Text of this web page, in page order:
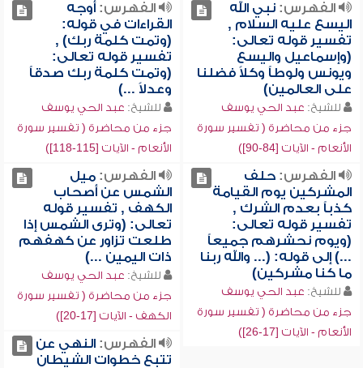
الفهرس:نبي الله
اليسع عليه السلام ,
تفسير قوله تعالى:
(وإسماعيل واليسع
ويونس ولوطاً وكلاً فضلنا
على العالمين)
للشيخ: عبد الحي يوسف
جزء من محاضرة ( تفسير سورة
الأنعام - الآيات [84-90])
الفهرس:أوجه
القراءات في قوله:
(وتمت كلمة ربك) ,
تفسير قوله تعالى:
(وتمت كلمة ربك صدقاً
وعدلاً ...)
للشيخ: عبد الحي يوسف
جزء من محاضرة ( تفسير سورة
الأنعام - الآيات [115-118])
الفهرس:حلف
المشركين يوم القيامة
كذباً بعدم الشرك ,
تفسير قوله تعالى:
(ويوم نحشرهم جميعاً
...) إلى قوله: (... والله ربنا
ما كنا مشركين)
للشيخ: عبد الحي يوسف
جزء من محاضرة ( تفسير سورة
الأنعام - الآيات [17-26])
الفهرس:ميل
الشمس عن أصحاب
الكهف , تفسير قوله
تعالى: (وترى الشمس إذا
طلعت تزاور عن كهفهم
ذات اليمين ...)
للشيخ: عبد الحي يوسف
جزء من محاضرة ( تفسير سورة
الكهف - الآيات [17-20])
الفهرس:النهي عن
تتبع خطوات الشيطان